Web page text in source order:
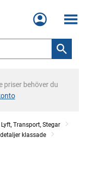
Meny
priser behöver du
Transport, Stegar
klassade